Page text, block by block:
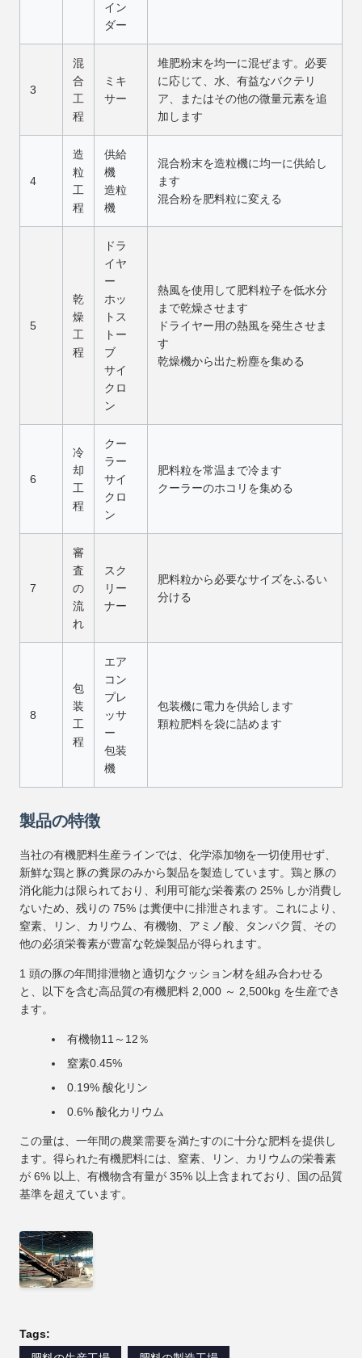
イン
ダー
3
混
合
工
程
ミキ
サー
堆肥粉末を均一に混ぜます。必要
に応じて、水、有益なバクテリ
ア、またはその他の微量元素を追
加します
4
造
粒
工
程
供給
機
造粒
機
混合粉末を造粒機に均一に供給し
ます
混合粉を肥料粒に変える
5
乾
燥
工
程
ドラ
イヤ
ー
ホッ
トス
トー
ブ
サイ
クロ
ン
熱風を使用して肥料粒子を低水分
まで乾燥させます
ドライヤー用の熱風を発生させま
す
乾燥機から出た粉塵を集める
6
冷
却
工
程
クー
ラー
サイ
クロ
ン
肥料粒を常温まで冷ます
クーラーのホコリを集める
7
審
査
の
流
れ
スク
リー
ナー
肥料粒から必要なサイズをふるい
分ける
8
包
装
工
程
エア
コン
プレ
ッサ
ー
包装
機
包装機に電力を供給します
顆粒肥料を袋に詰めます
製品の特徴
当社の有機肥料生産ラインでは、化学添加物を一切使用せず、
新鮮な鶏と豚の糞尿のみから製品を製造しています。鶏と豚の
消化能力は限られており、利用可能な栄養素の 25% しか消費し
ないため、残りの 75% は糞便中に排泄されます。これにより、
窒素、リン、カリウム、有機物、アミノ酸、タンパク質、その
他の必須栄養素が豊富な乾燥製品が得られます。
1 頭の豚の年間排泄物と適切なクッション材を組み合わせる
と、以下を含む高品質の有機肥料 2,000 ～ 2,500kg を生産でき
ます。
有機物11～12％
窒素0.45%
0.19% 酸化リン
0.6% 酸化カリウム
この量は、一年間の農業需要を満たすのに十分な肥料を提供し
ます。得られた有機肥料には、窒素、リン、カリウムの栄養素
が 6% 以上、有機物含有量が 35% 以上含まれており、国の品質
基準を超えています。
Tags: